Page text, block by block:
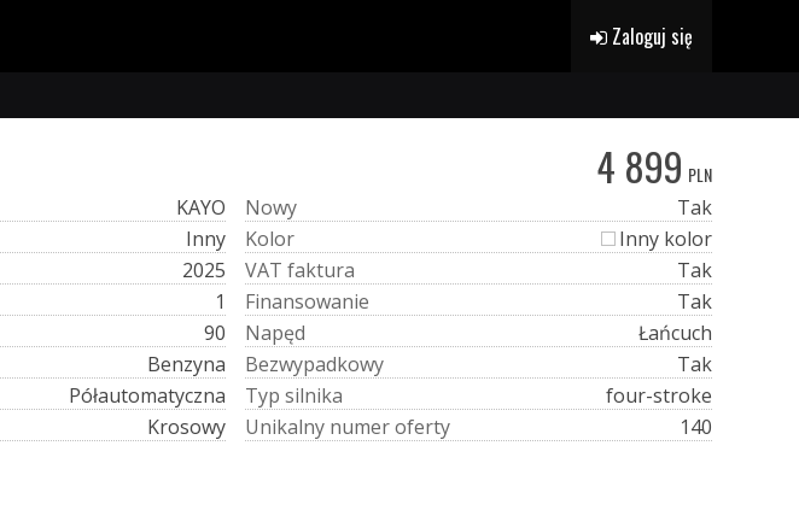
Zaloguj się
4 899 PLN
KAYO
Inny
2025
1
90
Benzyna
Półautomatyczna
Krosowy
Nowy
Tak
Kolor
Inny kolor
VAT faktura
Tak
Finansowanie
Tak
Napęd
Łańcuch
Bezwypadkowy
Tak
Typ silnika
four-stroke
Unikalny numeroferty 140